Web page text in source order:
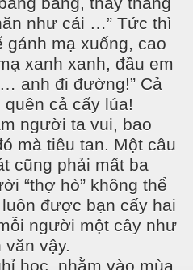
như cái …” Tức thì
gánh mạ xuống, cao
xanh xanh, đầu em
anh đi đường!” Cả
cả cấy lúa!
người ta vui, bao
mà tiêu tan. Một câu
cũng phải mất ba
“thợ hò” không thể
luôn được bạn cấy hai
người một cây như
vậy.